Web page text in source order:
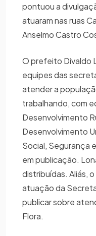
pontuou a
atuaram nas ruas
Anselmo Castro
O prefeito Divaldo
equipes das
atender a
trabalhando, com
Desenvolvimento
Desenvolvimento
Social, Segurança
em publicação.
distribuídas. Aliás,
atuação da
publicar sobre
Flora.